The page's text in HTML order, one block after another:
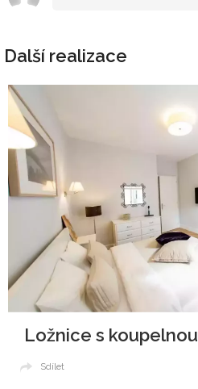
Další realizace
Ložnice s koupelnou
Sdílet